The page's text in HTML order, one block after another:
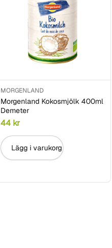
MORGENLAND
Morgenland Kokosmjölk 400ml
Demeter
44 kr
Lägg i varukorg